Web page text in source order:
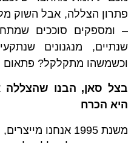
פתרון הצללה, אבל השוק
– ומספקים סוככים
שנתיים, מנגנונים
וכשמשהו מתקלקל?
בצל סאן, הבנו שהצללה
היא הכרח
משנת 1995 אנחנו